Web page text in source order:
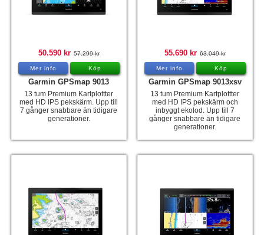
50.590 kr 57.299 kr
Mer info Köp
Garmin GPSmap 9013
13 tum Premium Kartplottter
med HD IPS pekskärm. Upp till
7 gånger snabbare än tidigare
generationer.
55.690 kr 63.049 kr
Mer info Köp
Garmin GPSmap 9013xsv
13 tum Premium Kartplottter
med HD IPS pekskärm och
inbyggt ekolod. Upp till 7
gånger snabbare än tidigare
generationer.